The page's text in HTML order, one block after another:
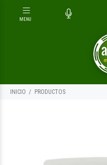
INICIO PRODUCTOS